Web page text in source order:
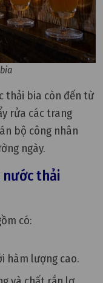
thải bia còn đến từ
rửa các trang
bộ công nhân
ngày.
thải
có:
hàm lượng cao.